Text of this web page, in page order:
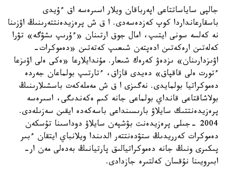
جالپى ساياساتتاعى اپەرباقان ويلار اسىرەسە اق ءۇيدى
باسقارعانداردا كوپ كەزدەسەدى. ا ق ش پرەزيدەنتتەرىنىڭ اۋزىنا
نە كەلسە سونى ايتىپ، امال جوق ارتىنان «ءۇرىپ ىشۋگە» تۋرا
كەلەتىن ارەكەتىن ادەپتەن شىعىپ كەتەتىن «دەموكرات-
اۋىزدارىنان» ىزدەۋ كەرەك شىعار. مۇندايلارعا «ەكى ەلى اۋىزعا
ءتورت ەلى قاقپاق» دەيدى قازاق، ءتارتىپ بولماعان جەردە
دەموكراتيا بولمايدى. نەگىزى ا ق ش مەملەكەت باسشىلارىنىڭ
بولاشاقتاعى قانداي بولماعى جانە كىم ەكەندىگى، اسىرەسە
پرەزيدەنتتىك سايلاۋ بارىسىنداعى باسەكەدە ايقىن سەزىلەدى.
2004 -جىلى پرەزيدەنت بۋشپەن سايلاۋ دوداسىنا تۇسكەن
دەموكرات كەرريدىڭ ستۋدەنتتەر الدىندا ويلانباي ايتقان ءبىر
پىكىرى ونىڭ جانە دەموكراتيالىق پارتيانىڭ بەدەلى مەن ار-
ابىرويىنا نۇقسان كەلتىرە جازدادى.